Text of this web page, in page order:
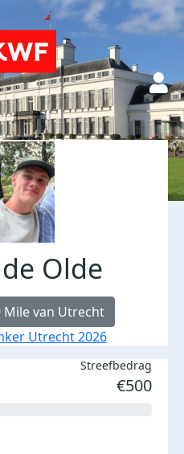
Olde
Mile van Utrecht
Utrecht 2026
Streefbedrag
€500